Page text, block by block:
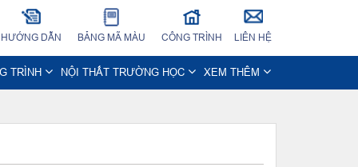
HƯỚNG DẪN BẢNG MÃ MÀU CÔNG TRÌNH LIÊN HỆ
TRÌNH NỘI THẤT TRƯỜNG HỌC XEM THÊM